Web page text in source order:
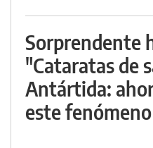
Sorprendente
"Cataratas de
Antártida:
este